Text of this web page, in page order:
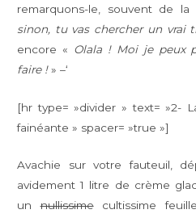
remarquons-le, souvent de
sinon, tu vas chercher un vrai
encore « Olala ! Moi je peux
faire !» –‘
[hr type= »divider » text= »2-
fainéante » spacer= »true »]
Avachie sur votre fauteuil,
avidement 1 litre de crème
unnullissimecultissime